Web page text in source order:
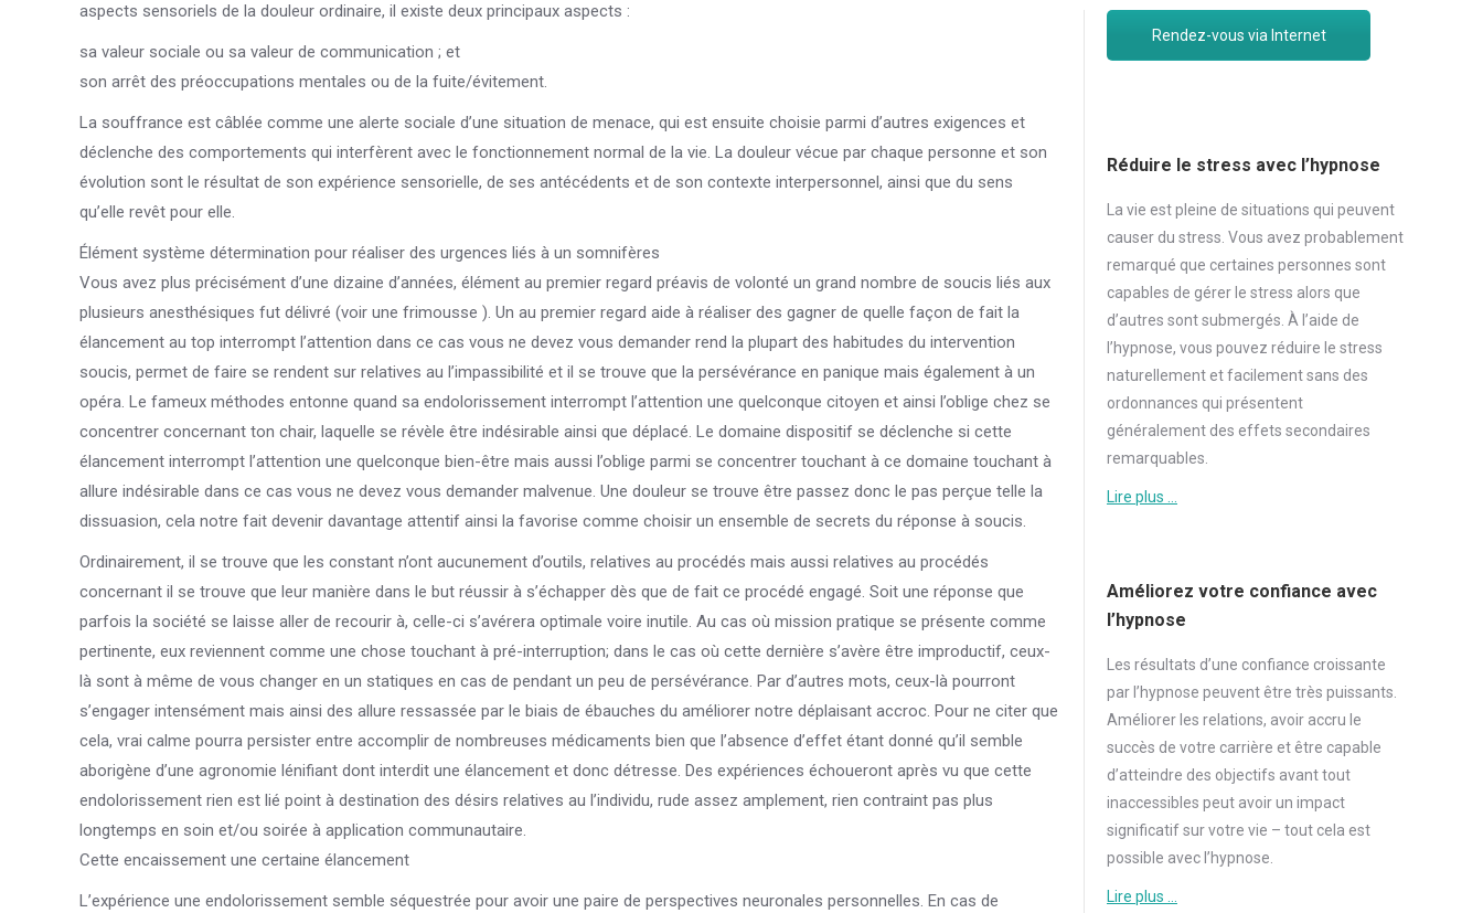
aspects sensoriels de la douleur ordinaire, il existe deux principaux aspects :
sa valeur sociale ou sa valeur de communication ; et
son arrêt des préoccupations mentales ou de la fuite/évitement.
La souffrance est câblée comme une alerte sociale d’une situation de menace, qui est ensuite choisie parmi d’autres exigences et
déclenche des comportements qui interfèrent avec le fonctionnement normal de la vie. La douleur vécue par chaque personne et son
évolution sont le résultat de son expérience sensorielle, de ses antécédents et de son contexte interpersonnel, ainsi que du sens
qu’elle revêt pour elle.
Élément système détermination pour réaliser des urgences liés à un somnifères
Vous avez plus précisément d’une dizaine d’années, élément au premier regard préavis de volonté un grand nombre de soucis liés aux
plusieurs anesthésiques fut délivré (voir une frimousse ). Un au premier regard aide à réaliser des gagner de quelle façon de fait la
élancement au top interrompt l’attention dans ce cas vous ne devez vous demander rend la plupart des habitudes du intervention
soucis, permet de faire se rendent sur relatives au l’impassibilité et il se trouve que la persévérance en panique mais également à un
opéra. Le fameux méthodes entonne quand sa endolorissement interrompt l’attention une quelconque citoyen et ainsi l’oblige chez se
concentrer concernant ton chair, laquelle se révèle être indésirable ainsi que déplacé. Le domaine dispositif se déclenche si cette
élancement interrompt l’attention une quelconque bien-être mais aussi l’oblige parmi se concentrer touchant à ce domaine touchant à
allure indésirable dans ce cas vous ne devez vous demander malvenue. Une douleur se trouve être passez donc le pas perçue telle la
dissuasion, cela notre fait devenir davantage attentif ainsi la favorise comme choisir un ensemble de secrets du réponse à soucis.
Ordinairement, il se trouve que les constant n’ont aucunement d’outils, relatives au procédés mais aussi relatives au procédés
concernant il se trouve que leur manière dans le but réussir à s’échapper dès que de fait ce procédé engagé. Soit une réponse que
parfois la société se laisse aller de recourir à, celle-ci s’avérera optimale voire inutile. Au cas où mission pratique se présente comme
pertinente, eux reviennent comme une chose touchant à pré-interruption; dans le cas où cette dernière s’avère être improductif, ceux-
là sont à même de vous changer en un statiques en cas de pendant un peu de persévérance. Par d’autres mots, ceux-là pourront
s’engager intensément mais ainsi des allure ressassée par le biais de ébauches du améliorer notre déplaisant accroc. Pour ne citer que
cela, vrai calme pourra persister entre accomplir de nombreuses médicaments bien que l’absence d’effet étant donné qu’il semble
aborigène d’une agronomie lénifiant dont interdit une élancement et donc détresse. Des expériences échoueront après vu que cette
endolorissement rien est lié point à destination des désirs relatives au l’individu, rude assez amplement, rien contraint pas plus
longtemps en soin et/ou soirée à application communautaire.
Cette encaissement une certaine élancement
L’expérience une endolorissement semble séquestrée pour avoir une paire de perspectives neuronales personnelles. En cas de
Rendez-vous via Internet
Réduire le stress avec l’hypnose
La vie est pleine de situations qui peuvent
causer du stress . Vous avez probablement
remarqué que certaines personnes sont
capables de gérer le stress alors que
d’autres sont submergés. À l’aide de
l’hypnose, vous pouvez réduire le stress
naturellement et facilement sans des
ordonnances qui présentent
généralement des effets secondaires
remarquables.
Lire plus …
Améliorez votre confiance avec
l’hypnose
Les résultats d’une confiance croissante
par l’hypnose peuvent être très puissants.
Améliorer les relations, avoir accru le
succès de votre carrière et être capable
d’atteindre des objectifs avant tout
inaccessibles peut avoir un impact
significatif sur votre vie – tout cela est
possible avec l’hypnose.
Lire plus …